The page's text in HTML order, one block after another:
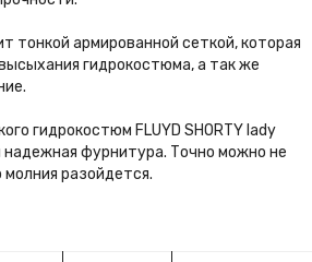
тонкой армированной сеткой, которая
гидрокостюма, а так же
гидрокостюм FLUYD SHORTY lady
надежная фурнитура. Точно можно не
разойдется.